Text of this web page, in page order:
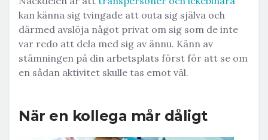
kan känna sig tvingade att outa sig själva och
därmed avslöja något privat om sig som de inte
var redo att dela med sig av ännu. Känn av
stämningen på din arbetsplats först för att se om
en sådan aktivitet skulle tas emot väl.
När en kollega mår dåligt